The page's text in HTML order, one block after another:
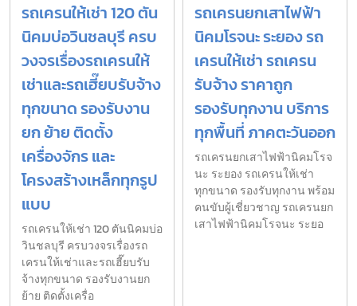
รถเครนให้เช่า 120 ตัน
นิคมบ่อวินชลบุรี ครบ
วงจรเรื่องรถเครนให้
เช่าและรถเฮี๊ยบรับจ้าง
ทุกขนาด รองรับงาน
ยก ย้าย ติดตั้ง
เครื่องจักร และ
โครงสร้างเหล็กทุกรูป
แบบ
รถเครนให้เช่า 120 ตันนิคมบ่อ
วินชลบุรี ครบวงจรเรื่องรถ
เครนให้เช่าและรถเฮี๊ยบรับ
จ้างทุกขนาด รองรับงานยก
ย้าย ติดตั้งเครื่อ
รถเครนยกเสาไฟฟ้า
นิคมโรจนะ ระยอง รถ
เครนให้เช่า รถเครน
รับจ้าง ราคาถูก
รองรับทุกงาน บริการ
ทุกพื้นที่ ภาคตะวันออก
รถเครนยกเสาไฟฟ้านิคมโรจ
นะ ระยอง รถเครนให้เช่า
ทุกขนาด รองรับทุกงาน พร้อม
คนขับผู้เชี่ยวชาญ รถเครนยก
เสาไฟฟ้านิคมโรจนะ ระยอ